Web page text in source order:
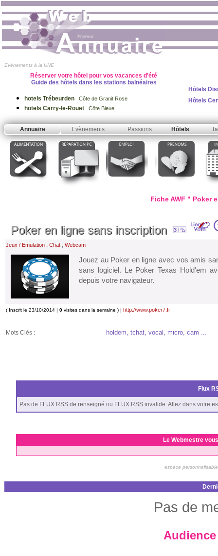
Evènements à la UNE
Réserver votre hôtel pour vos vacances d'été
Guide des hôtels dans les stations balnéaires
hotels Trébeurden Côte de Granit Rose
hotels Carry-le-Rouet Côte Bleue
Hôtels
Hôtels
Annuaire Evènements Passions Hôtels
Fiche AWF " Poker
Poker en ligne sans inscription 3 Pts
Jeux / Emulation , Chat , Webcam
Jouez au Poker en ligne avec vos amis
sans logiciel. Le Poker Texas Hold'em
depuis votre navigateur.
( Inscrit le 23/10/2014 | 0 visites dans la semaine ) | http://www.poker7.fr
Mots Clés : holdem, tchat, vocal, micro, cam ...
Flux
Pas de FLUX RSS de renseigné ou FLUX RSS invalide. Allez dans votre
Le Webmestre
espace
Pas de